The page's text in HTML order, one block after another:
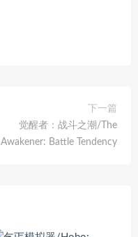
下一篇
觉醒者：战斗之潮/The
Awakener: Battle Tendency